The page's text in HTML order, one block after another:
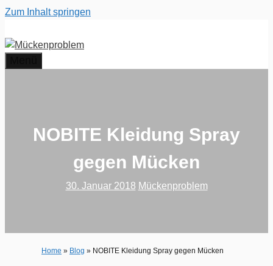
Zum Inhalt springen
NOBITE Kleidung Spray
gegen Mücken
30. Januar 2018 Mückenproblem
Home » Blog » NOBITE Kleidung Spray gegen Mücken